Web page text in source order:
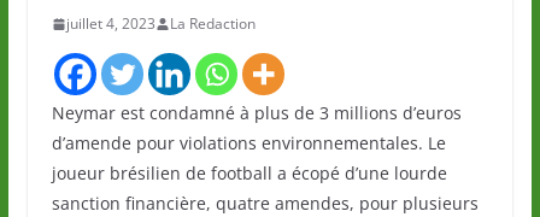
juillet 4, 2023 La Redaction
Neymar est condamné à plus de 3 millions d’euros
d’amende pour violations environnementales. Le
joueur brésilien de football a écopé d’une lourde
sanction financière, quatre amendes, pour plusieurs